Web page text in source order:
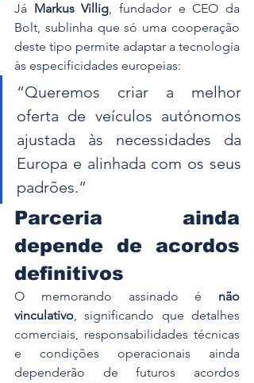
Já Markus Villig, fundador e CEO da
Bolt, sublinha que só uma cooperação
deste tipo permite adaptar a tecnologia
às especificidades europeias:
“Queremos criar a melhor
oferta de veículos autónomos
ajustada às necessidades da
Europa e alinhada com os seus
padrões.”
Parceria ainda
depende de acordos
definitivos
O memorando assinado é não
vinculativo, significando que detalhes
comerciais, responsabilidades técnicas
e condições operacionais ainda
dependerão de futuros acordos